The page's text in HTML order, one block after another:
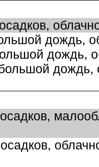
дождь,
дождь,
дождь,